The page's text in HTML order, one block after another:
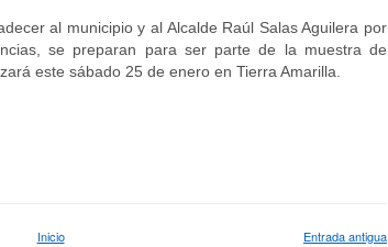
al municipio y al Alcalde Raúl Salas Aguilera por
se preparan para ser parte de la muestra de
este sábado 25 de enero en Tierra Amarilla.
Entrada antigua
Inicio